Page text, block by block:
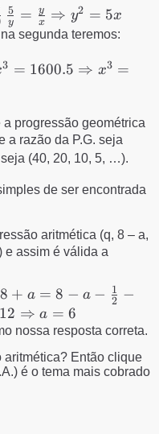
\frac{5}
{y}=\frac{y}
y^{2}=5x
y
5 = x
y ⇒ y2 = 5x
segunda teremos:
3 = 1600.5 ⇒ x3 =
progressão geométrica
a razão da P.G. seja
{2}
(40, 20, 10, 5, …).
de ser encontrada
aritmética (q, 8 – a,
assim é válida a
8 + a = 8 − a − 2
1 −
12 ⇒ a = 6
nossa resposta correta.
aritmética? Então clique
é o tema mais cobrado